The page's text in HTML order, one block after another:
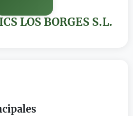
LOS BORGES S.L.